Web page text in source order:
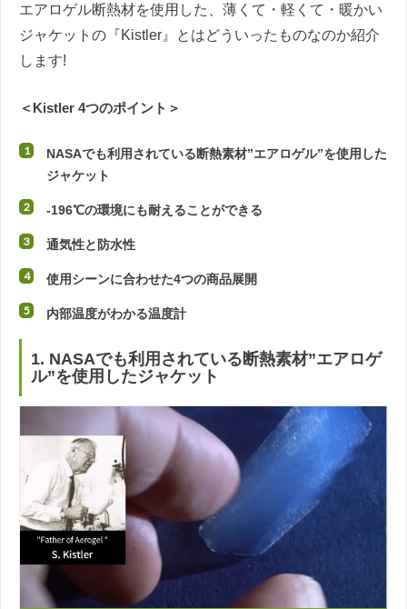
エアロゲル断熱材を使用した、薄くて・軽くて・暖かい
ジャケットの『Kistler』とはどういったものなのか紹介
します!
＜Kistler 4つのポイント＞
NASAでも利用されている断熱素材”エアロゲル”を使用した
ジャケット
-196℃の環境にも耐えることができる
通気性と防水性
使用シーンに合わせた4つの商品展開
内部温度がわかる温度計
1. NASAでも利用されている断熱素材”エアロゲ
ル”を使用したジャケット